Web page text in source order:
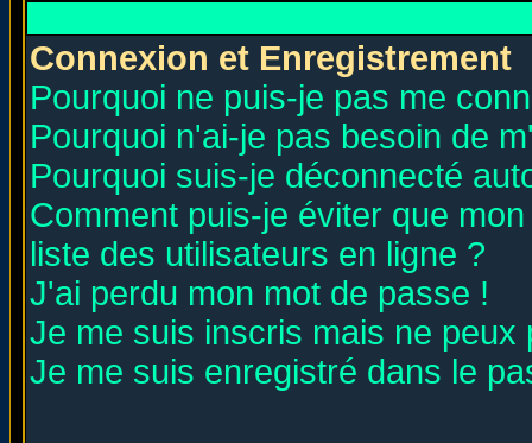
Connexion et Enregistrement
Pourquoi ne puis-je pas me
Pourquoi n'ai-je pas besoin de
Pourquoi suis-je déconnecté
Comment puis-je éviter que
liste des utilisateurs en ligne ?
J'ai perdu mon mot de passe !
Je me suis inscris mais ne peux
Je me suis enregistré dans le